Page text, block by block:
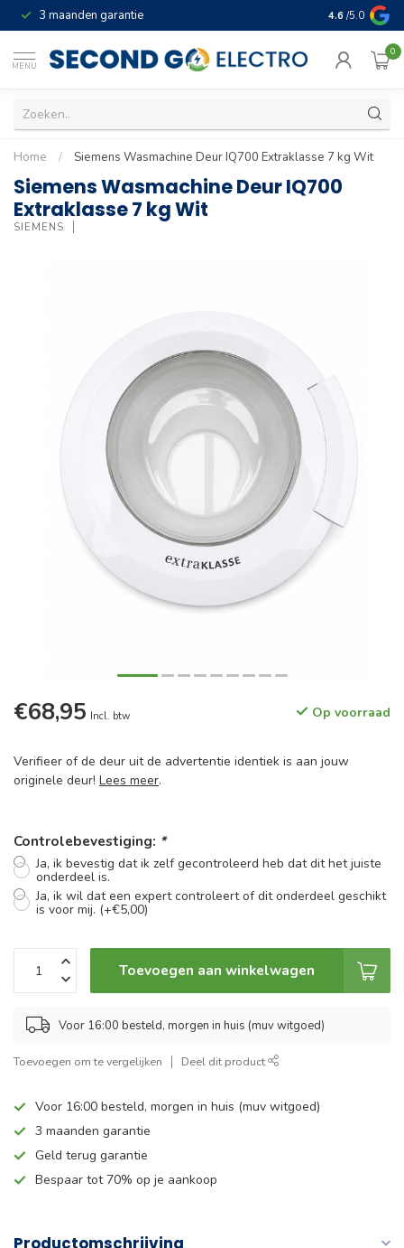
3 maanden garantie Geld terug
4.6 /5.0
MENU
0
Home / Siemens Wasmachine Deur IQ700 Extraklasse 7 kg Wit
Siemens Wasmachine Deur IQ700
Extraklasse 7 kg Wit
SIEMENS
€68,95 Incl. btw Op voorraad
Verifieer of de deur uit de advertentie identiek is aan jouw
originele deur! Lees meer.
Controlebevestiging: *
Ja, ik bevestig dat ik zelf gecontroleerd heb dat dit het juiste
onderdeel is.
Ja, ik wil dat een expert controleert of dit onderdeel geschikt
is voor mij. (+€5,00)
Toevoegen aan winkelwagen
Voor 16:00 besteld, morgen in huis (muv witgoed)
Toevoegen om te vergelijken Deel dit product
Voor 16:00 besteld, morgen in huis (muv witgoed)
3 maanden garantie
Geld terug garantie
Bespaar tot 70% op je aankoop